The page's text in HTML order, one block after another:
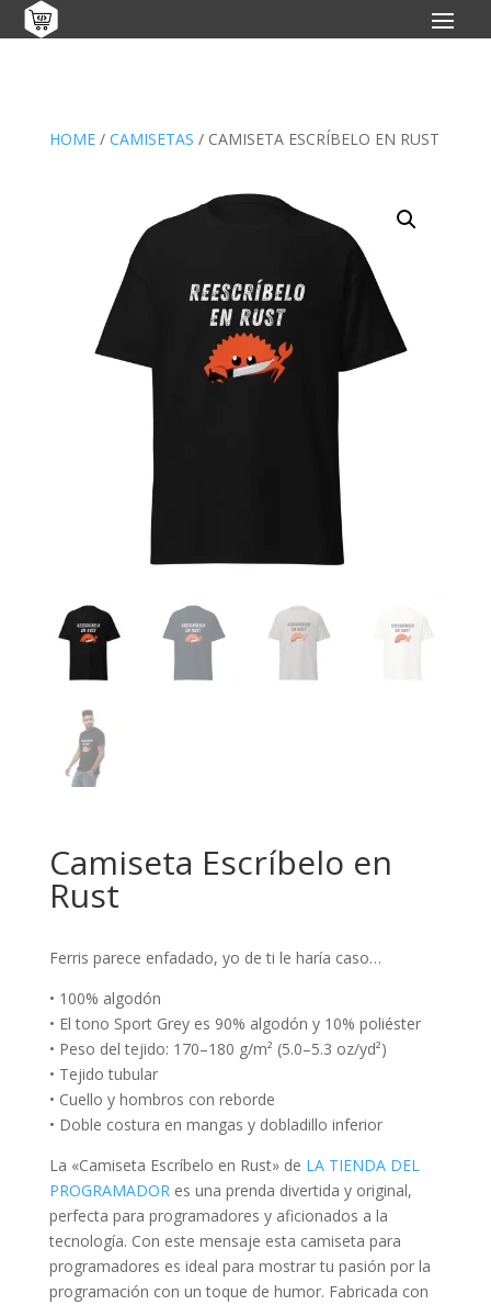
HOME/ CAMISETAS / CAMISETA ESCRÍBELO EN RUST
Camiseta Escríbelo en
Rust
Ferris parece enfadado, yo de ti le haría caso…
• 100% algodón
• El tono Sport Grey es 90% algodón y 10% poliéster
• Peso del tejido: 170–180 g/m² (5.0–5.3 oz/yd²)
• Tejido tubular
• Cuello y hombros con reborde
• Doble costura en mangas y dobladillo inferior
La «Camiseta Escríbelo en Rust» de LA TIENDA DEL
PROGRAMADORes una prenda divertida y original,
perfecta para programadores y aficionados a la
tecnología. Con este mensaje esta camiseta para
programadores es ideal para mostrar tu pasión por la
programación con un toque de humor. Fabricada con